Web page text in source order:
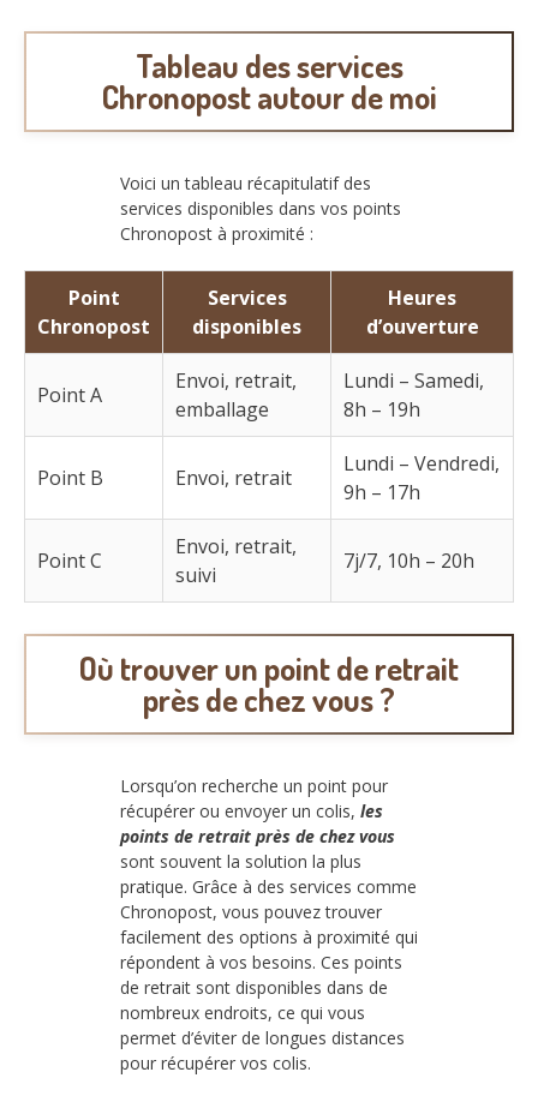
Tableau des services
Chronopost autour de moi
Voici un tableau récapitulatif des
services disponibles dans vos points
Chronopost à proximité :
Point
Chronopost
Services
disponibles
Heures
d’ouverture
Point A
Envoi, retrait,
emballage
Lundi – Samedi,
8h – 19h
Point B Envoi, retrait
Lundi – Vendredi,
9h – 17h
Point C
Envoi, retrait,
suivi
7j/7, 10h – 20h
Où trouver un point de retrait
près de chez vous ?
Lorsqu’on recherche un point pour
récupérer ou envoyer un colis, les
points de retrait près de chez vous
sont souvent la solution la plus
pratique. Grâce à des services comme
Chronopost, vous pouvez trouver
facilement des options à proximité qui
répondent à vos besoins. Ces points
de retrait sont disponibles dans de
nombreux endroits, ce qui vous
permet d’éviter de longues distances
pour récupérer vos colis.